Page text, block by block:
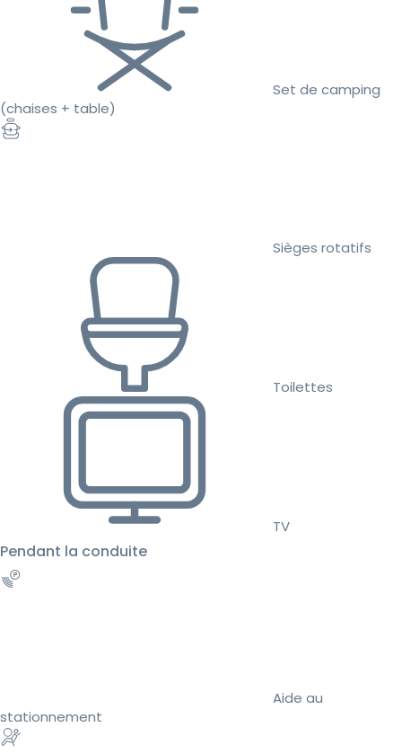
Set de camping
(chaises + table)
Sièges rotatifs
Toilettes
TV
Pendant la conduite
Aide au
stationnement